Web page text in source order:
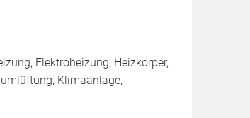
Elektroheizung, Heizkörper,
Klimaanlage,